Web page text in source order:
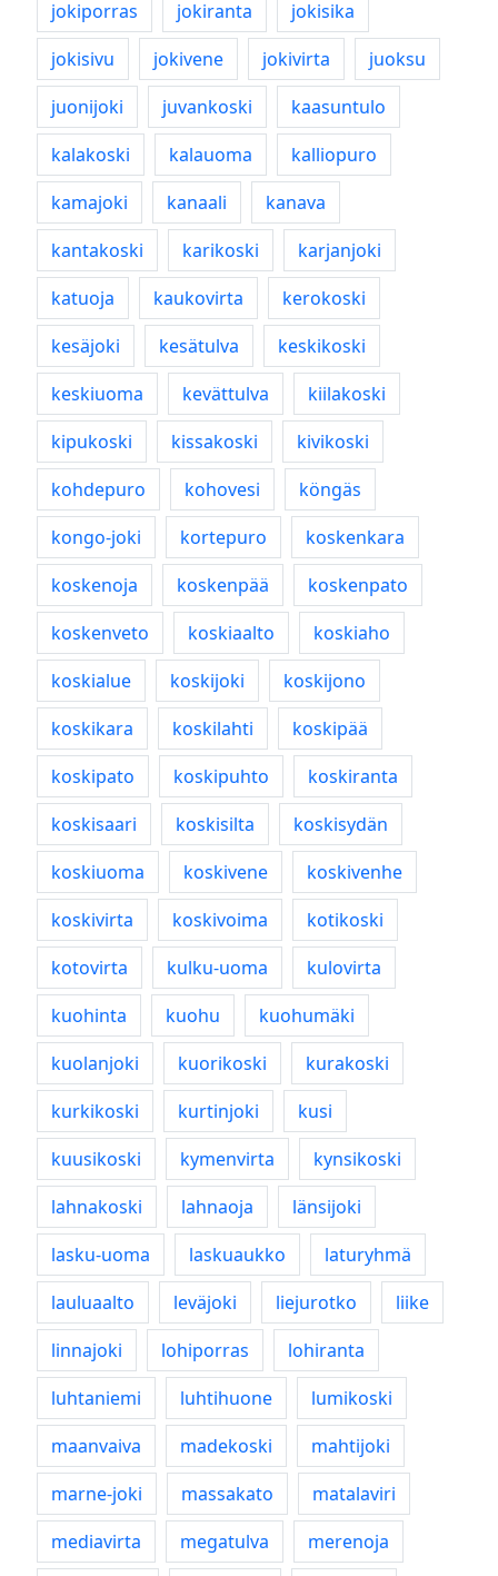
jokiporras jokiranta
jokisika
jokisivu
jokivene jokivirta
juoksu
juonijoki
juvankoski
kaasuntulo
kalakoski
kalauoma
kalliopuro
kamajoki
kanaali
kanava
kantakoski
karikoski
karjanjoki
katuoja
kaukovirta
kerokoski
kesäjoki
kesätulva
keskikoski
keskiuoma
kevättulva
kiilakoski
kipukoski
kissakoski
kivikoski
kohdepuro
kohovesi
köngäs
kongo-joki
kortepuro
koskenkara
koskenoja
koskenpää
koskenpato
koskenveto
koskiaalto
koskiaho
koskialue
koskijoki
koskijono
koskikara
koskilahti
koskipää
koskipato
koskipuhto
koskiranta
koskisaari
koskisilta
koskisydän
koskiuoma
koskivene
koskivenhe
koskivirta
koskivoima
kotikoski
kotovirta
kulku-uoma
kulovirta
kuohinta
kuohu
kuohumäki
kuolanjoki
kuorikoski
kurakoski
kurkikoski
kurtinjoki
kusi
kuusikoski
kymenvirta
kynsikoski
lahnakoski
lahnaoja
länsijoki
lasku-uoma
laskuaukko
laturyhmä
lauluaalto
leväjoki liejurotko
liike
linnajoki
lohiporras
lohiranta
luhtaniemi
luhtihuone
lumikoski
maanvaiva
madekoski
mahtijoki
marne-joki
massakato
matalaviri
mediavirta
megatulva
merenoja